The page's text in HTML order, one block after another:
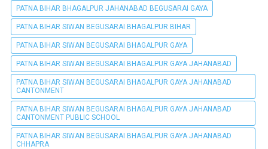
PATNA BIHAR BHAGALPUR JAHANABAD BEGUSARAI GAYA
PATNA BIHAR SIWAN BEGUSARAI BHAGALPUR BIHAR
PATNA BIHAR SIWAN BEGUSARAI BHAGALPUR GAYA
PATNA BIHAR SIWAN BEGUSARAI BHAGALPUR GAYA JAHANABAD
PATNA BIHAR SIWAN BEGUSARAI BHAGALPUR GAYA JAHANABAD
CANTONMENT
PATNA BIHAR SIWAN BEGUSARAI BHAGALPUR GAYA JAHANABAD
CANTONMENT PUBLIC SCHOOL
PATNA BIHAR SIWAN BEGUSARAI BHAGALPUR GAYA JAHANABAD
CHHAPRA